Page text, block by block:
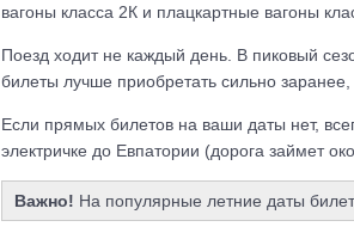
вагоны класса 2К и плацкартные вагоны
Поезд ходит не каждый день. В пиковый
билеты лучше приобретать сильно заранее,
Если прямых билетов на ваши даты нет,
электричке до Евпатории (дорога займет
Важно! На популярные летние даты